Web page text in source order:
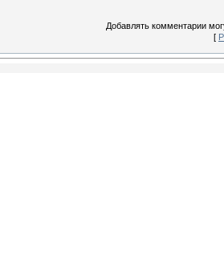
Добавлять комментарии
[